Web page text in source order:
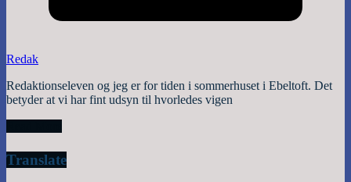
Redak
Redaktionseleven og jeg er for tiden i sommerhuset i Ebeltoft. Det
betyder at vi har fint udsyn til hvorledes vigen
Translate